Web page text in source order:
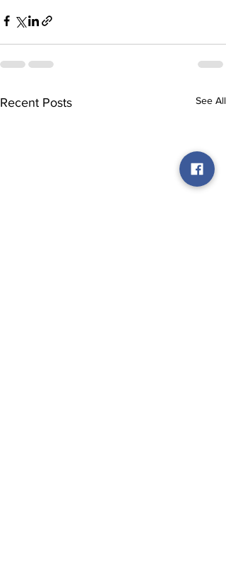
Recent Posts See All